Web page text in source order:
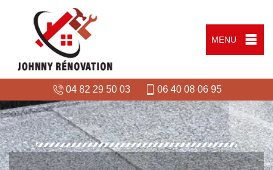
MENU
04 82 29 50 03 06 40 08 06 95